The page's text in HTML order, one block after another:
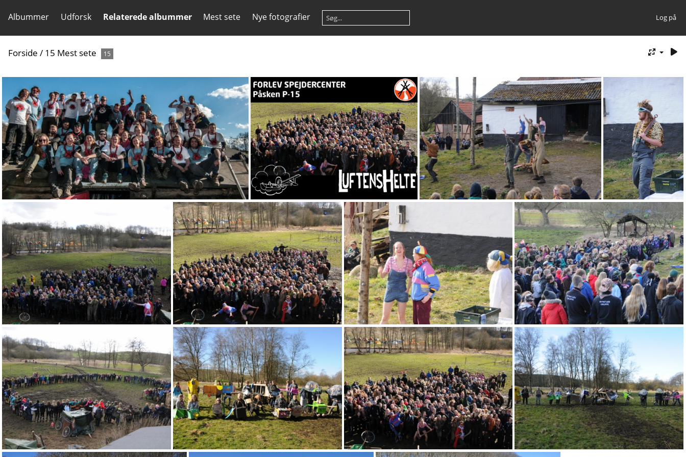
Albummer Udforsk Relaterede albummer Mest sete Nye fotografier Log på
Forside / 15 Mest sete 15
(12756) LagmændeneP15 (10673) fællesbilledeP15 (9889) DSC 9122 (9882) DSC 9112
(9831) DSC 9125 (9624) DSC 9130 (9518) DSC 9107 (9474) DSC 9109